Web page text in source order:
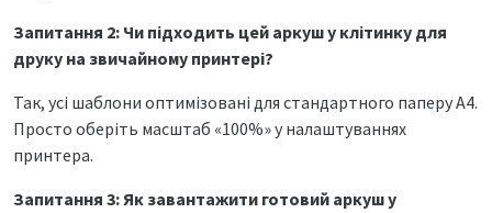
Запитання 2: Чи підходить цей аркуш у клітинку для
друку на звичайному принтері?
Так, усі шаблони оптимізовані для стандартного паперу А4.
Просто оберіть масштаб «100%» у налаштуваннях
принтера.
Запитання 3: Як завантажити готовий аркуш у